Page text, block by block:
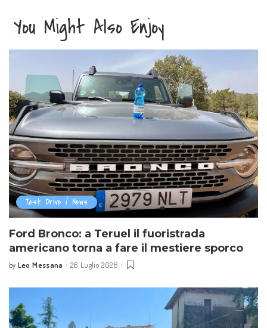
You Might Also Enjoy
Test Drive / News
Ford Bronco: a Teruel il fuoristrada
americano torna a fare il mestiere sporco
Posted
by Leo Messana 26 Luglio 2026